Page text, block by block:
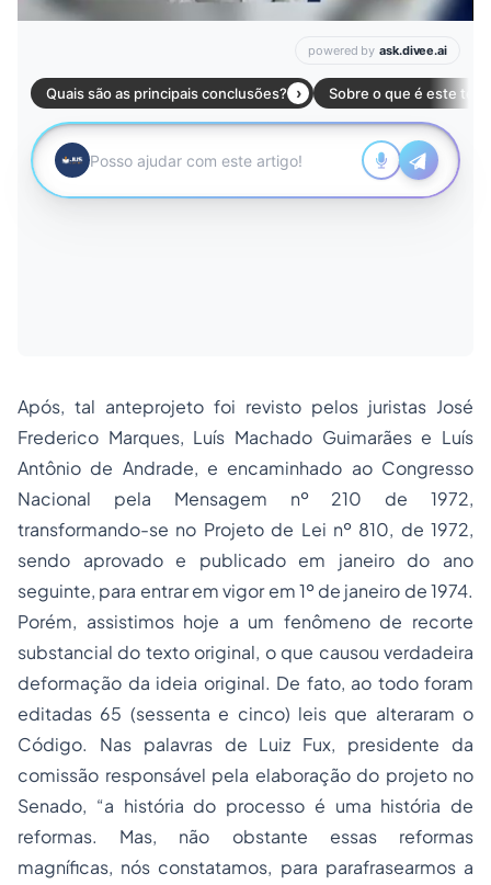
Após, tal anteprojeto foi revisto pelos juristas José
Frederico Marques, Luís Machado Guimarães e Luís
Antônio de Andrade, e encaminhado ao Congresso
Nacional pela Mensagem nº 210 de 1972,
transformando-se no Projeto de Lei nº 810, de 1972,
sendo aprovado e publicado em janeiro do ano
seguinte, para entrar em vigor em 1º de janeiro de 1974.
Porém, assistimos hoje a um fenômeno de recorte
substancial do texto original, o que causou verdadeira
deformação da ideia original. De fato, ao todo foram
editadas 65 (sessenta e cinco) leis que alteraram o
Código. Nas palavras de Luiz Fux, presidente da
comissão responsável pela elaboração do projeto no
Senado, “a história do processo é uma história de
reformas. Mas, não obstante essas reformas
magníficas, nós constatamos, para parafrasearmos a